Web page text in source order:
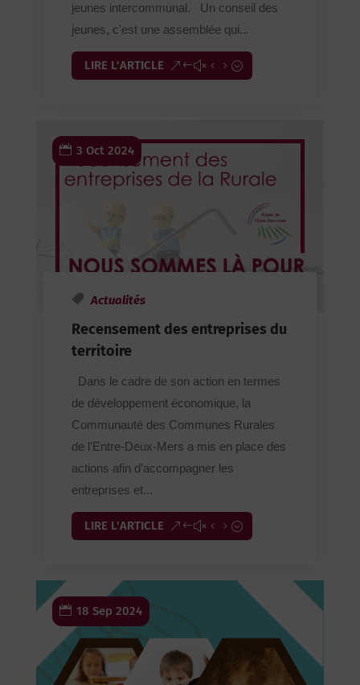
jeunes intercommunal. Un conseil des
jeunes, c'est une assemblée qui...
LIRE L'ARTICLE
3 Oct 2024
Actualités
Recensement des entreprises du
territoire
Dans le cadre de son action en termes
de développement économique, la
Communauté des Communes Rurales
de l’Entre-Deux-Mers a mis en place des
actions afin d’accompagner les
entreprises et...
LIRE L'ARTICLE
18 Sep 2024